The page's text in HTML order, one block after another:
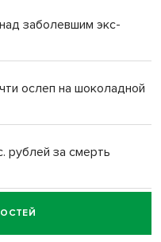
заболевшим экс-
ослеп на шоколадной
рублей за смерть
за смерть